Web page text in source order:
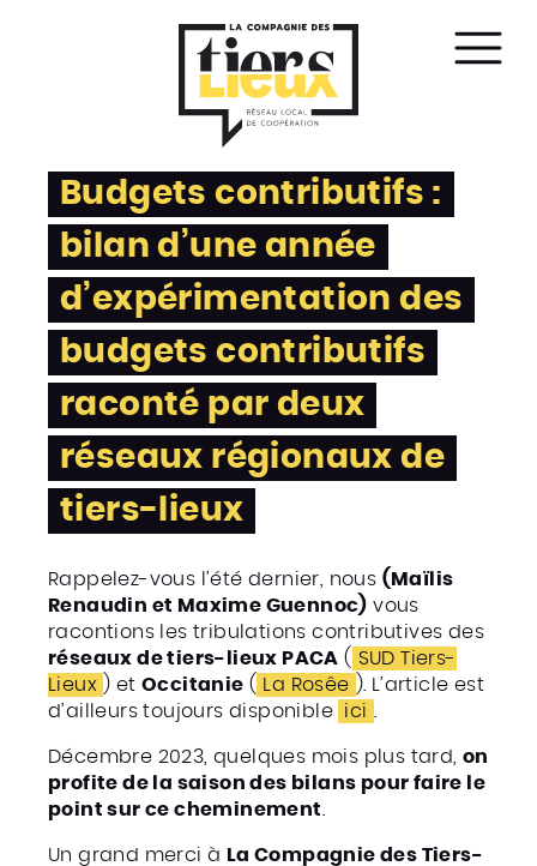
le
Budgets contributifs :
bilan d’une année
d’expérimentation des
budgets contributifs
raconté par deux
réseaux régionaux de
tiers-lieux
Rappelez-vous l’été dernier, nous (Maïlis
Renaudin et Maxime Guennoc) vous
racontions les tribulations contributives des
réseaux de tiers-lieux PACA (
SUD Tiers-
Lieux ) et Occitanie ( La Rosêe ). L’article est
d’ailleurs toujours disponible
ici
Décembre 2023, quelques mois plus tard, on
profite de la saison des bilans pour faire le
point sur ce cheminement
Un grand merci à La Compagnie des Tiers-